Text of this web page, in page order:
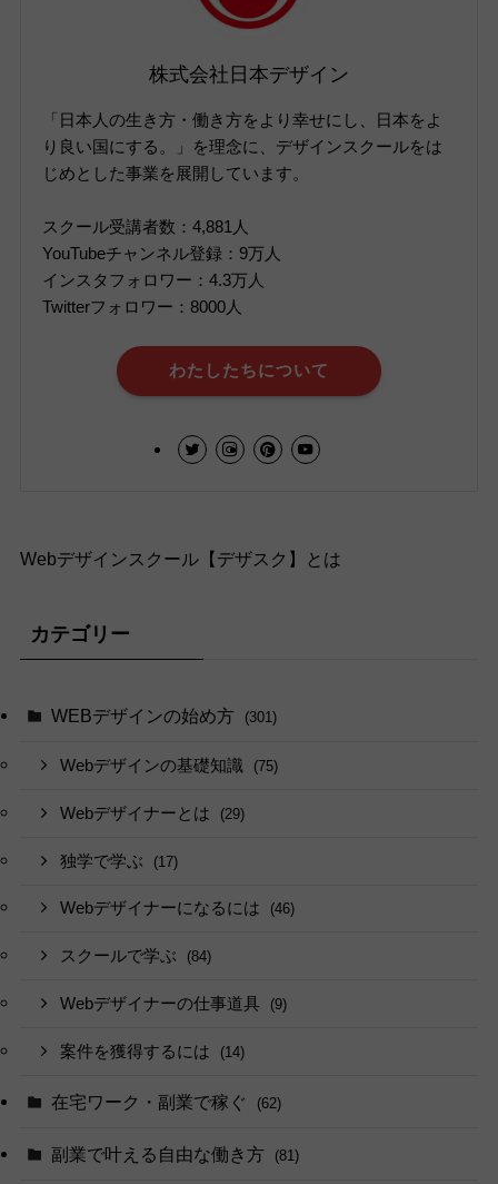
株式会社日本デザイン
「日本人の生き方・働き方をより幸せにし、日本をよ
り良い国にする。」を理念に、デザインスクールをは
じめとした事業を展開しています。
スクール受講者数：4,881人
YouTubeチャンネル登録：9万人
インスタフォロワー：4.3万人
Twitterフォロワー：8000人
わたしたちについて
Webデザインスクール【デザスク】とは
カテゴリー
WEBデザインの始め方 (301)
Webデザインの基礎知識 (75)
Webデザイナーとは (29)
独学で学ぶ (17)
Webデザイナーになるには (46)
スクールで学ぶ (84)
Webデザイナーの仕事道具 (9)
案件を獲得するには (14)
在宅ワーク・副業で稼ぐ (62)
副業で叶える自由な働き方 (81)